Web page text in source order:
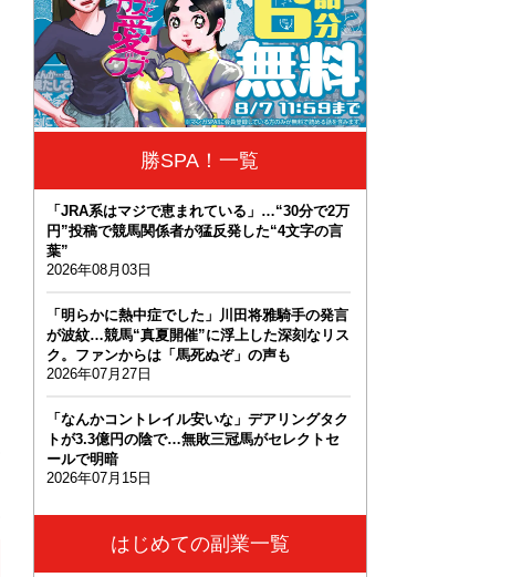
勝SPA！一覧
「JRA系はマジで恵まれている」…“30分で2万
円”投稿で競馬関係者が猛反発した“4文字の言
葉”
2026年08月03日
「明らかに熱中症でした」川田将雅騎手の発言
が波紋…競馬“真夏開催”に浮上した深刻なリス
ク。ファンからは「馬死ぬぞ」の声も
2026年07月27日
「なんかコントレイル安いな」デアリングタク
トが3.3億円の陰で…無敗三冠馬がセレクトセ
ールで明暗
2026年07月15日
はじめての副業一覧